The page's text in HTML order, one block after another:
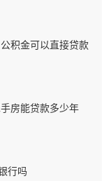
积金可以直接贷款
房能贷款多少年
行吗